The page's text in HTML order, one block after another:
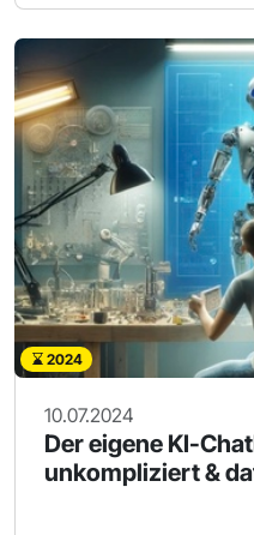
2024
10.07.2024
Der eigene KI-
unkompliziert &